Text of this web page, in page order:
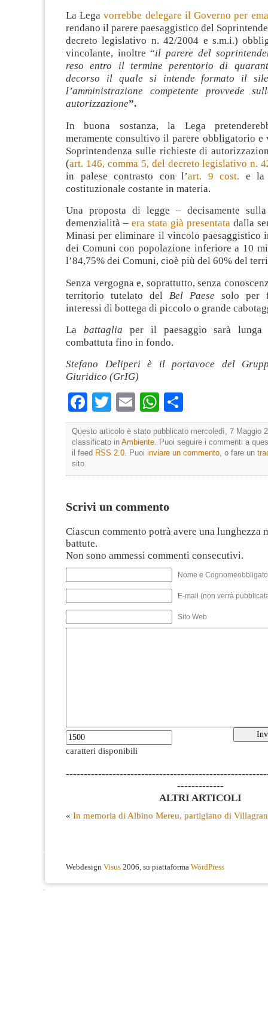
La Legavorrebbe delegare il Governo per
rendano il parere paesaggistico del
decreto legislativo n. 42/2004 e s.m.i.)
vincolante, inoltre “il parere del
reso entro il termine perentorio di
decorso il quale si intende formato il
l’amministrazione competente provvede
autorizzazione”.
In buona sostanza, la Lega
meramente consultivo il parere obbligatorio e
Soprintendenza sulle richieste di
(art. 146, comma 5, del decreto legislativo n.
in palese contrasto con l’art. 9 cost. e la
costituzionale costante in materia.
Una proposta di legge – decisamente
demenzialità – era stata già presentata dalla
Minasi per eliminare il vincolo
dei Comuni con popolazione inferiore a 10
l’84,75% dei Comuni, cioè più del 60% del
Senza vergogna e, soprattutto, senza
territorio tutelato del Bel Paese solo per
interessi di bottega di piccolo o grande
La battaglia per il paesaggio sarà
combattuta fino in fondo.
Stefano Deliperi è il portavoce del
Giuridico (GrIG)
Facebook
TwitterEmailWhatsApp
Questo articolo è stato pubblicato mercoledì, 7 Maggio
classificato in Ambiente. Puoi seguire i commenti a
il feed RSS 2.0. Puoi inviare un commento, o fare un
sito.
Scrivi un commento
Ciascun commento potrà avere una lunghezza
battute.
Non sono ammessi commenti consecutivi.
Nome e
E-mail (non verrà
Sito Web
caratteri disponibili
-------------
ALTRI ARTICOLI
« In memoria di Albino Mereu, partigiano di
Webdesign Visus 2006, su piattaforma WordPress